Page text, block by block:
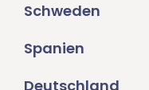
Schweden
Spanien
Deutschland